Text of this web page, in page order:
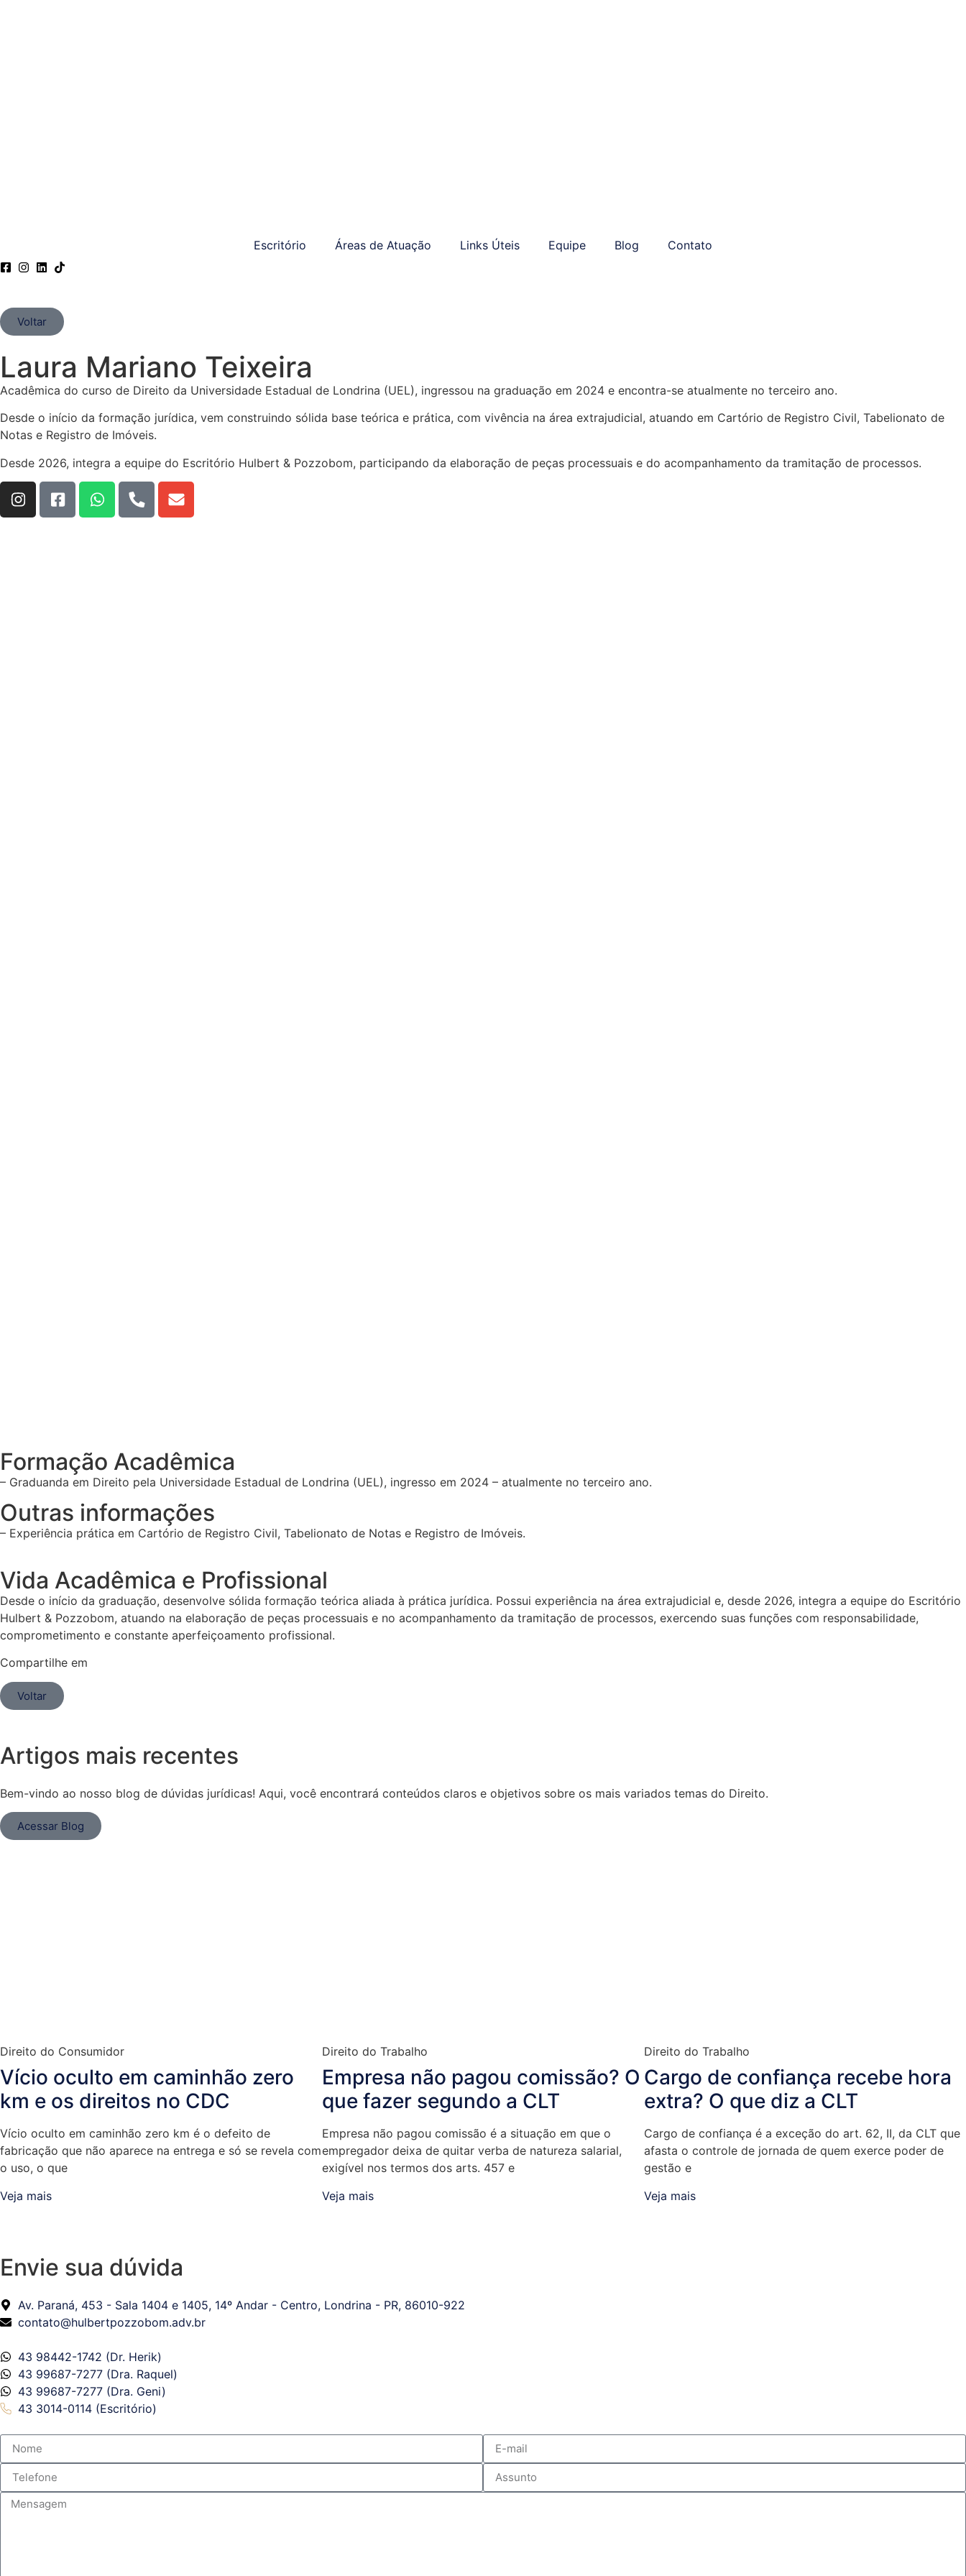
Escritório Áreas de Atuação Links Úteis Equipe Blog Contato
Voltar
Laura Mariano Teixeira
Acadêmica do curso de Direito da Universidade Estadual de Londrina (UEL), ingressou na graduação em 2024 e encontra-se atualmente no terceiro ano.
Desde o início da formação jurídica, vem construindo sólida base teórica e prática, com vivência na área extrajudicial, atuando em Cartório de Registro Civil, Tabelionato de
Notas e Registro de Imóveis.
Desde 2026, integra a equipe do Escritório Hulbert & Pozzobom, participando da elaboração de peças processuais e do acompanhamento da tramitação de processos.
Formação Acadêmica
– Graduanda em Direito pela Universidade Estadual de Londrina (UEL), ingresso em 2024 – atualmente no terceiro ano.
Outras informações
– Experiência prática em Cartório de Registro Civil, Tabelionato de Notas e Registro de Imóveis.
Vida Acadêmica e Profissional
Desde o início da graduação, desenvolve sólida formação teórica aliada à prática jurídica. Possui experiência na área extrajudicial e, desde 2026, integra a equipe do Escritório
Hulbert & Pozzobom, atuando na elaboração de peças processuais e no acompanhamento da tramitação de processos, exercendo suas funções com responsabilidade,
comprometimento e constante aperfeiçoamento profissional.
Compartilhe em
Voltar
Artigos mais recentes
Bem-vindo ao nosso blog de dúvidas jurídicas! Aqui, você encontrará conteúdos claros e objetivos sobre os mais variados temas do Direito.
Acessar Blog
Direito do Consumidor
Vício oculto em caminhão zero
km e os direitos no CDC
Vício oculto em caminhão zero km é o defeito de
fabricação que não aparece na entrega e só se revela com
o uso, o que
Veja mais
Direito do Trabalho
Empresa não pagou comissão? O
que fazer segundo a CLT
Empresa não pagou comissão é a situação em que o
empregador deixa de quitar verba de natureza salarial,
exigível nos termos dos arts. 457 e
Veja mais
Direito do Trabalho
Cargo de confiança recebe hora
extra? O que diz a CLT
Cargo de confiança é a exceção do art. 62, II, da CLT que
afasta o controle de jornada de quem exerce poder de
gestão e
Veja mais
Envie sua dúvida
Av. Paraná, 453 - Sala 1404 e 1405, 14º Andar - Centro, Londrina - PR, 86010-922
contato@hulbertpozzobom.adv.br
43 98442-1742 (Dr. Herik)
43 99687-7277 (Dra. Raquel)
43 99687-7277 (Dra. Geni)
43 3014-0114 (Escritório)